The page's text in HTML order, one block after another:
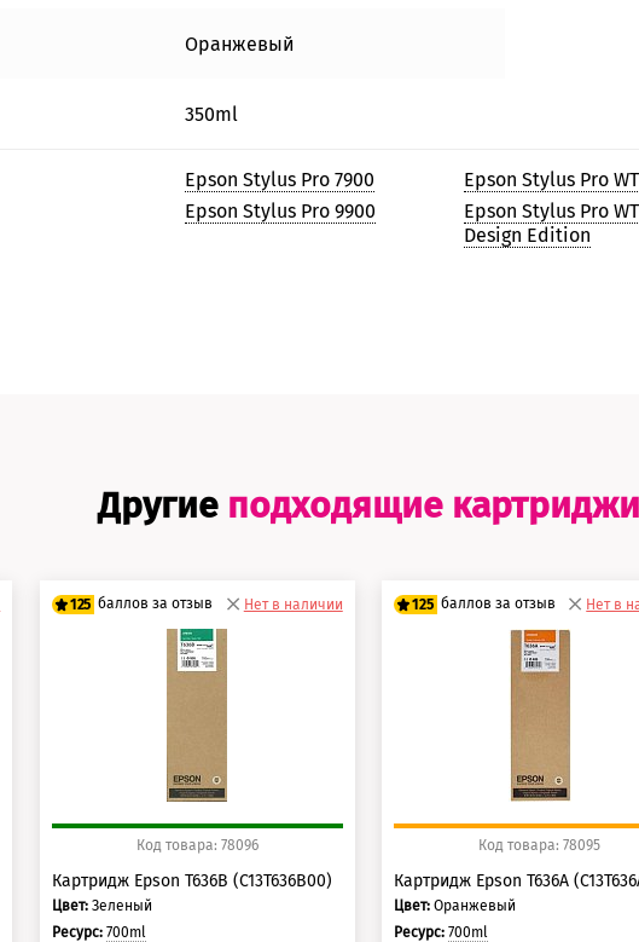
Оранжевый
350ml
Epson Stylus Pro 7900
Epson Stylus Pro 9900
Epson Stylus Pro
Epson Stylus Pro
Design Edition
Другие подходящие картриджи
125 баллов за отзыв Нет в наличии
Код товара: 78096
Картридж Epson T636B (C13T636B00)
Цвет: Зеленый
Ресурс: 700ml
125 баллов за отзыв Нет в
Код товара: 78095
Картридж Epson T636A
Цвет: Оранжевый
Ресурс:700ml